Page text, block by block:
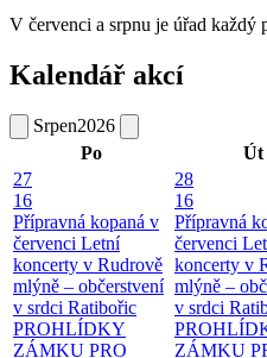
V červenci a srpnu je úřad každý
Kalendář akcí
Srpen2026
Po
Út
27
16
Přípravná kopaná v
červenci Letní
koncerty v Rudrově
mlýně – občerstvení
v srdci Ratibořic
PROHLÍDKY
ZÁMKU PRO
28
16
Přípravná
červenci
koncerty v
mlýně –
v srdci
ZÁMKU